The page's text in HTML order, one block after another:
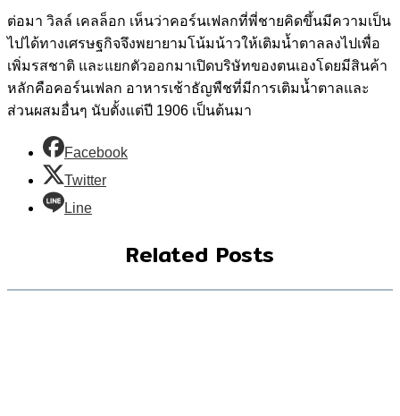
ต่อมา วิลล์ เคลล็อก เห็นว่าคอร์นเฟลกที่พี่ชายคิดขึ้นมีความเป็น
ไปได้ทางเศรษฐกิจจึงพยายามโน้มน้าวให้เติมน้ำตาลลงไปเพื่อ
เพิ่มรสชาติ และแยกตัวออกมาเปิดบริษัทของตนเองโดยมีสินค้า
หลักคือคอร์นเฟลก อาหารเช้าธัญพืชที่มีการเติมน้ำตาลและ
ส่วนผสมอื่นๆ นับตั้งแต่ปี 1906 เป็นต้นมา
Facebook
Twitter
Line
Related Posts